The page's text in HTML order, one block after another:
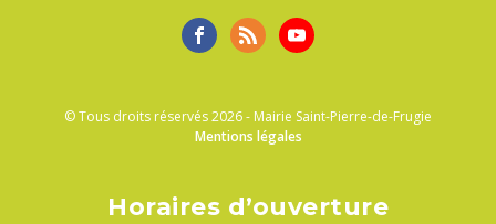
© Tous droits réservés 2026 - Mairie Saint-Pierre-de-Frugie
Mentions légales
Horaires d’ouverture